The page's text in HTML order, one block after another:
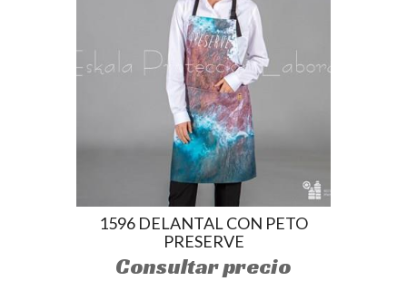
1596 DELANTAL CON PETO
PRESERVE
Consultar precio